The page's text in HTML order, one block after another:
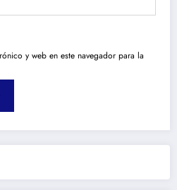
y web en este navegador para la